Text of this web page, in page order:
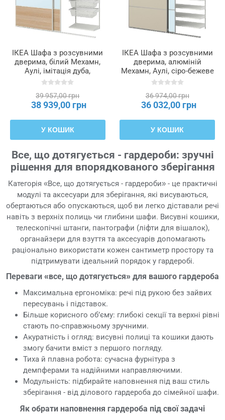
ІКЕА Шафа з розсувними
дверима, білий Мехамн,
Аулі, імітація дуба,
просоченого білою
202x65x205 см SKYTTA /
BOAXEL БОАКСЕЛЬ,
39 957,00 грн
38 939,00 грн
У КОШИК
ІКЕА Шафа з розсувними
дверима, алюміній
Мехамн, Аулі, сіро-бежеве
дзеркало, 177x65x205 см
БОАКСЕЛЬ, 095.621.71
36 974,00 грн
36 032,00 грн
У КОШИК
Все, що дотягується - гардероби: зручні
рішення для впорядкованого зберігання
Категорія «Все, що дотягується - гардероби» - це практичні
модулі та аксесуари для зберігання, які висуваються,
обертаються або опускаються, щоб ви легко діставали речі
навіть з верхніх полиць чи глибини шафи. Висувні кошики,
телескопічні штанги, пантографи (ліфти для вішалок),
органайзери для взуття та аксесуарів допомагають
раціонально використати кожен сантиметр простору та
підтримувати ідеальний порядок у гардеробі.
Переваги «все, що дотягується» для вашого гардероба
Максимальна ергономіка: речі під рукою без зайвих
пересувань і підставок.
Більше корисного об’єму: глибокі секції та верхні рівні
стають по-справжньому зручними.
Акуратність і огляд: висувні полиці та кошики дають
змогу бачити вміст з першого погляду.
Тиха й плавна робота: сучасна фурнітура з
демпферами та надійними направляючими.
Модульність: підбирайте наповнення під ваш стиль
зберігання - від ділового гардероба до сімейної шафи.
Як обрати наповнення гардероба під свої задачі